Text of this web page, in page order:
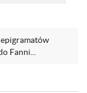
Fanni...